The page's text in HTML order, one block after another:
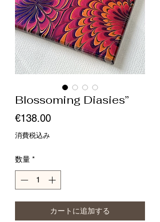
Blossoming Diasies”
€138.00価
消費税込み
数量 *
カートに追加する